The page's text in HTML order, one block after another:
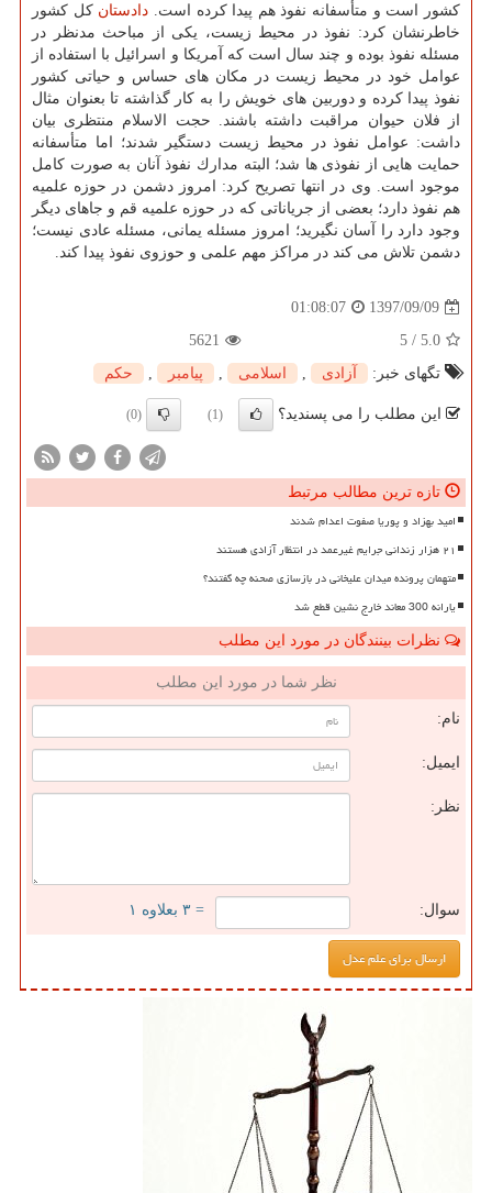
كشور است و متأسفانه نفوذ هم پیدا كرده است. دادستان كل كشور
خاطرنشان كرد: نفوذ در محیط زیست، یكی از مباحث مدنظر در
مسئله نفوذ بوده و چند سال است كه آمریكا و اسرائیل با استفاده از
عوامل خود در محیط زیست در مكان های حساس و حیاتی كشور
نفوذ پیدا كرده و دوربین های خویش را به كار گذاشته تا بعنوان مثال
از فلان حیوان مراقبت داشته باشند. حجت الاسلام منتظری بیان
داشت: عوامل نفوذ در محیط زیست دستگیر شدند؛ اما متأسفانه
حمایت هایی از نفوذی ها شد؛ البته مدارك نفوذ آنان به صورت كامل
موجود است. وی در انتها تصریح كرد: امروز دشمن در حوزه علمیه
هم نفوذ دارد؛ بعضی از جریاناتی كه در حوزه علمیه قم و جاهای دیگر
وجود دارد را آسان نگیرید؛ امروز مسئله یمانی، مسئله عادی نیست؛
دشمن تلاش می كند در مراكز مهم علمی و حوزوی نفوذ پیدا كند.
1397/09/09
01:08:07
5.0
/
5
5621
تگهای خبر:
آزادی , اسلامی , پیامبر , حكم
این مطلب را می پسندید؟ (1)
(0)
تازه ترین مطالب مرتبط
امید بهزاد و پوریا صفوت اعدام شدند
۲۱ هزار زندانی جرایم غیرعمد در انتظار آزادی هستند
متهمان پرونده میدان علیخانی در بازسازی صحنه چه گفتند؟
یارانه 300 معاند خارج نشین قطع شد
نظرات بینندگان در مورد این مطلب
نظر شما در مورد این مطلب
نام:
ایمیل:
نظر:
سوال: = ۳ بعلاوه ۱